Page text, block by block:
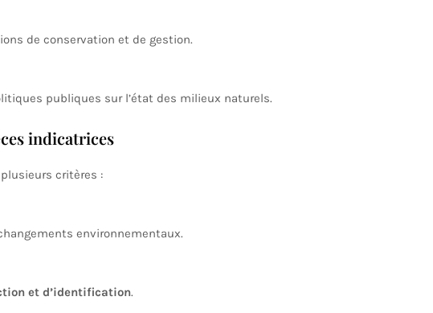
de conservation et de gestion.
publiques sur l’état des milieux naturels.
indicatrices
critères :
environnementaux.
et d’identification.